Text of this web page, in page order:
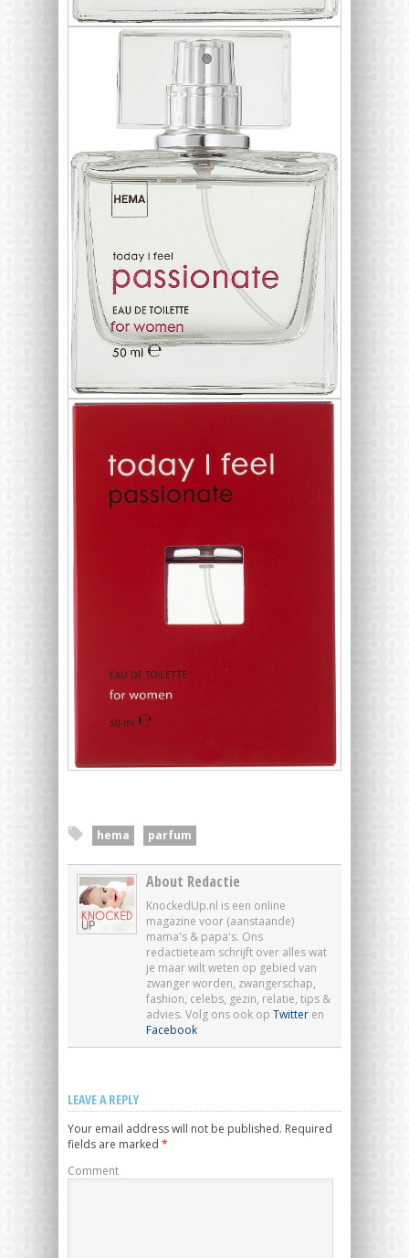
hema parfum
About Redactie
KnockedUp.nl is een online
magazine voor (aanstaande)
mama's & papa's. Ons
redactieteam schrijft over alles wat
je maar wilt weten op gebied van
zwanger worden, zwangerschap,
fashion, celebs, gezin, relatie, tips &
advies. Volg ons ook op Twitter en
Facebook
LEAVE A REPLY
Your email address will not be published. Required
fields are marked *
Comment